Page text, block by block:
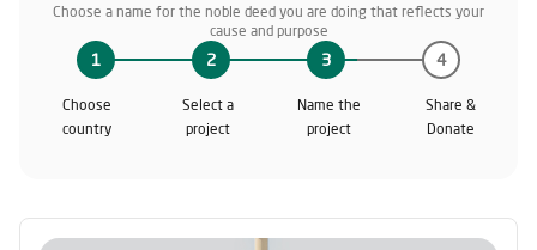
Choose a name for the noble deed you are doing that reflects your
cause and purpose
1 2 3 4
Choose
country
Select a
project
Name the
project
Share &
Donate